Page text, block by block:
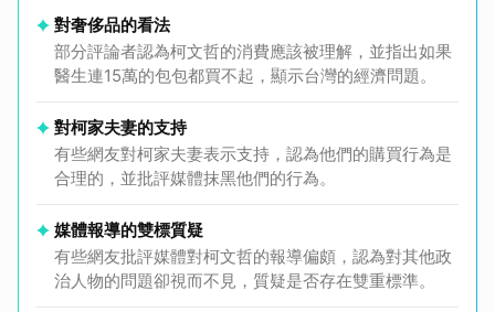
對奢侈品的看法
部分評論者認為柯文哲的消費應該被理解，並指出如果
醫生連15萬的包包都買不起，顯示台灣的經濟問題。
對柯家夫妻的支持
有些網友對柯家夫妻表示支持，認為他們的購買行為是
合理的，並批評媒體抹黑他們的行為。
媒體報導的雙標質疑
有些網友批評媒體對柯文哲的報導偏頗，認為對其他政
治人物的問題卻視而不見，質疑是否存在雙重標準。